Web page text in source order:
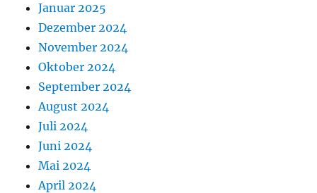
Januar 2025
Dezember 2024
November 2024
Oktober 2024
September 2024
August 2024
Juli 2024
Juni 2024
Mai 2024
April 2024